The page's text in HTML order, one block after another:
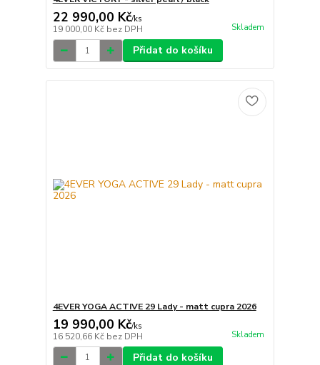
22 990,00 Kč/ks
19 000,00 Kč bez DPH Skladem
Přidat do košíku
4EVER YOGA ACTIVE 29 Lady - matt cupra 2026
19 990,00 Kč/ks
16 520,66 Kč bez DPH Skladem
Přidat do košíku